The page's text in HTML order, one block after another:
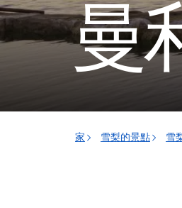
曼
家 雪梨的景點 雪